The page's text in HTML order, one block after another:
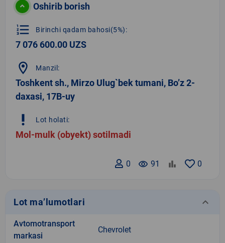
Oshirib borish
format_list_numbered Birinchi qadam bahosi(5%):
7 076 600.00 UZS
location_on Manzil:
Toshkent sh., Mirzo Ulug`bek tumani, Bo’z 2-
daxasi, 17B-uy
priority_high Lot holati:
Mol-mulk (obyekt) sotilmadi
0
remove_red_eye 91
0
Lot ma’lumotlari keyboard_arrow_down
Avtomotransport
markasi
Chevrolet